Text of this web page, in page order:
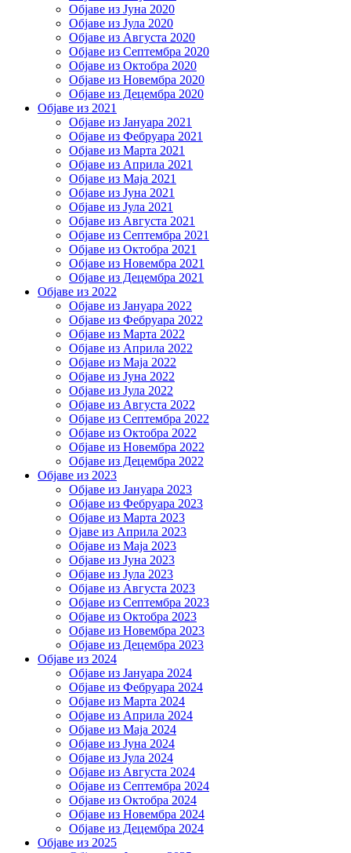
Објаве из Јуна 2020
Објаве из Јула 2020
Објаве из Августа 2020
Објаве из Септембра 2020
Објаве из Октобра 2020
Објаве из Новембра 2020
Објаве из Децембра 2020
Објаве из 2021
Објаве из Јануара 2021
Објаве из Фебруара 2021
Објаве из Марта 2021
Објаве из Априла 2021
Објаве из Маја 2021
Објаве из Јуна 2021
Објаве из Јула 2021
Објаве из Августа 2021
Објаве из Септембра 2021
Објаве из Октобра 2021
Објаве из Новембра 2021
Објаве из Децембра 2021
Објаве из 2022
Објаве из Јануара 2022
Објаве из Фебруара 2022
Објаве из Марта 2022
Објаве из Априла 2022
Објаве из Маја 2022
Објаве из Јуна 2022
Објаве из Јула 2022
Објаве из Августа 2022
Објаве из Септембра 2022
Објаве из Октобра 2022
Објаве из Новембра 2022
Објаве из Децембра 2022
Објаве из 2023
Објаве из Јануара 2023
Објаве из Фебруара 2023
Објаве из Марта 2023
Ојаве из Априла 2023
Објаве из Маја 2023
Објаве из Јуна 2023
Објаве из Јула 2023
Објаве из Августа 2023
Објаве из Септембра 2023
Објаве из Октобра 2023
Објаве из Новембра 2023
Објаве из Децембра 2023
Објаве из 2024
Објаве из Јануара 2024
Објаве из Фебруара 2024
Објаве из Марта 2024
Објаве из Априла 2024
Објаве из Маја 2024
Објаве из Јуна 2024
Објаве из Јула 2024
Објаве из Августа 2024
Објаве из Септембра 2024
Објаве из Октобра 2024
Објаве из Новембра 2024
Објаве из Децембра 2024
Објаве из 2025